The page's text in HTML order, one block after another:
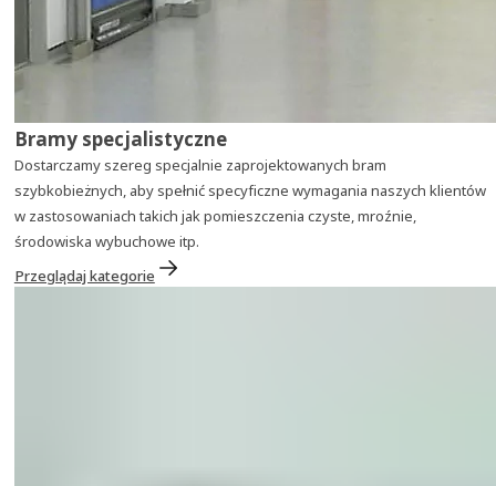
Bramy specjalistyczne
Dostarczamy szereg specjalnie zaprojektowanych bram
szybkobieżnych, aby spełnić specyficzne wymagania naszych klientów
w zastosowaniach takich jak pomieszczenia czyste, mroźnie,
środowiska wybuchowe itp.
Przeglądaj kategorie